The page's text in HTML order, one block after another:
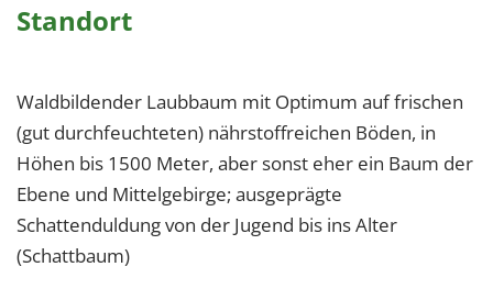
Standort
Waldbildender Laubbaum mit Optimum auf frischen
(gut durchfeuchteten) nährstoffreichen Böden, in
Höhen bis 1500 Meter, aber sonst eher ein Baum der
Ebene und Mittelgebirge; ausgeprägte
Schattenduldung von der Jugend bis ins Alter
(Schattbaum)